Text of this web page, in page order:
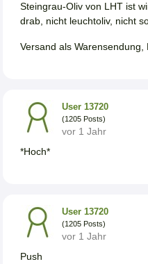
Steingrau-Oliv von LHT ist
drab, nicht leuchtoliv, nicht
Versand als
User 13720
(1205 Posts)
vor 1 Jahr
*Hoch*
User 13720
(1205 Posts)
vor 1 Jahr
Push